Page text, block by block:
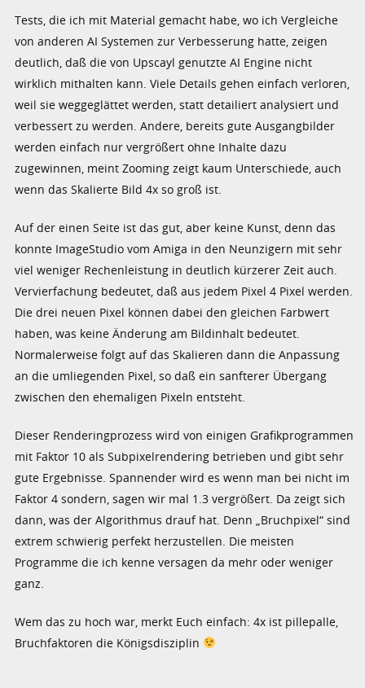
Tests, die ich mit Material gemacht habe, wo ich Vergleiche
von anderen AI Systemen zur Verbesserung hatte, zeigen
deutlich, daß die von Upscayl genutzte AI Engine nicht
wirklich mithalten kann. Viele Details gehen einfach verloren,
weil sie weggeglättet werden, statt detailiert analysiert und
verbessert zu werden. Andere, bereits gute Ausgangbilder
werden einfach nur vergrößert ohne Inhalte dazu
zugewinnen, meint Zooming zeigt kaum Unterschiede, auch
wenn das Skalierte Bild 4x so groß ist.
Auf der einen Seite ist das gut, aber keine Kunst, denn das
konnte ImageStudio vom Amiga in den Neunzigern mit sehr
viel weniger Rechenleistung in deutlich kürzerer Zeit auch.
Vervierfachung bedeutet, daß aus jedem Pixel 4 Pixel werden.
Die drei neuen Pixel können dabei den gleichen Farbwert
haben, was keine Änderung am Bildinhalt bedeutet.
Normalerweise folgt auf das Skalieren dann die Anpassung
an die umliegenden Pixel, so daß ein sanfterer Übergang
zwischen den ehemaligen Pixeln entsteht.
Dieser Renderingprozess wird von einigen Grafikprogrammen
mit Faktor 10 als Subpixelrendering betrieben und gibt sehr
gute Ergebnisse. Spannender wird es wenn man bei nicht im
Faktor 4 sondern, sagen wir mal 1.3 vergrößert. Da zeigt sich
dann, was der Algorithmus drauf hat. Denn „Bruchpixel“ sind
extrem schwierig perfekt herzustellen. Die meisten
Programme die ich kenne versagen da mehr oder weniger
ganz.
Wem das zu hoch war, merkt Euch einfach: 4x ist pillepalle,
Bruchfaktoren die Königsdisziplin